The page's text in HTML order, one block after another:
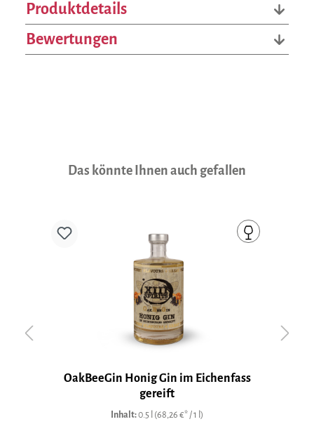
Produktdetails
Bewertungen
Produktgalerie überspringen
Das könnte Ihnen auch gefallen
OakBeeGin Honig Gin im Eichenfass
gereift
Inhalt:0.5 l (68,26 €* / 1 l)